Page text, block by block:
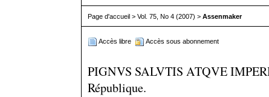
Page d'accueil >Vol. 75, No 4 (2007) >Assenmaker
Accès libre Accès sous abonnement
PIGNVS SALVTIS ATQVE
République.